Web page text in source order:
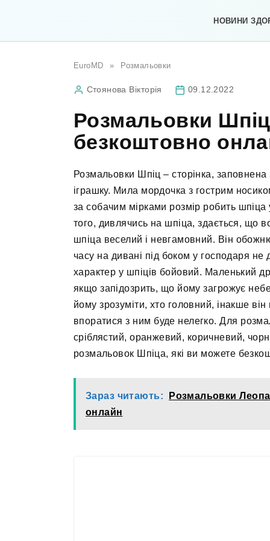
НОВИНИ
EuroMD » Розмальовки
Стоянова Вікторія 09.12.2022
Розмальовки
безкоштовно
Розмальовки Шпіц – сторінка,
іграшку. Мила мордочка з гострим
за собачим мірками розмір робить
того, дивлячись на шпіца, здається, що
шпіца веселий і невгамовний. Він
часу на дивані під боком у господаря
характер у шпіців бойовий. Маленький
якщо запідозрить, що йому загрожує
йому зрозуміти, хто головний, інакше
впоратися з ним буде нелегко. Для
сріблястий, оранжевий, коричневий,
розмальовок Шпіца, які ви можете
Зараз читають:
Розмальовки
онлайн